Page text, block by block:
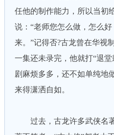
任他的制作能力，所以当初
说：“老师您怎么做，怎么
来。”记得否?古龙曾在华视
一集还未录完，他就打“退
剧麻烦多多，还不如单纯地
来得潇洒自如。
过去，古龙许多武侠名